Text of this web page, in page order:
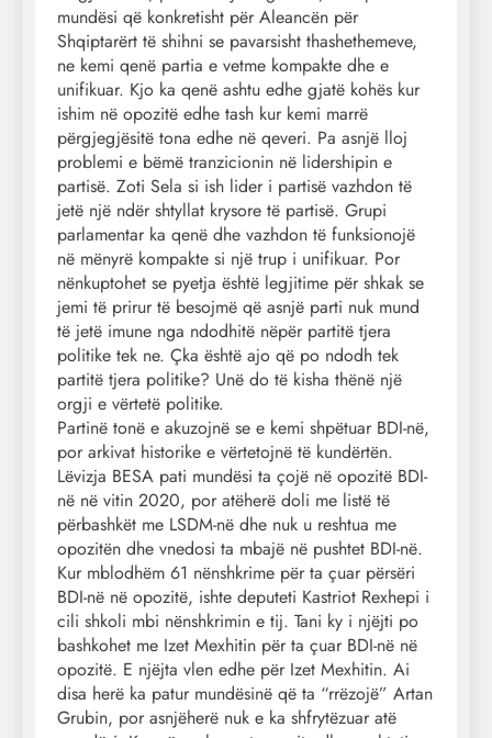
mundësi që konkretisht për Aleancën për
Shqiptarërt të shihni se pavarsisht thashethemeve,
ne kemi qenë partia e vetme kompakte dhe e
unifikuar. Kjo ka qenë ashtu edhe gjatë kohës kur
ishim në opozitë edhe tash kur kemi marrë
përgjegjësitë tona edhe në qeveri. Pa asnjë lloj
problemi e bëmë tranzicionin në lidershipin e
partisë. Zoti Sela si ish lider i partisë vazhdon të
jetë një ndër shtyllat krysore të partisë. Grupi
parlamentar ka qenë dhe vazhdon të funksionojë
në mënyrë kompakte si një trup i unifikuar. Por
nënkuptohet se pyetja është legjitime për shkak se
jemi të prirur të besojmë që asnjë parti nuk mund
të jetë imune nga ndodhitë nëpër partitë tjera
politike tek ne. Çka është ajo që po ndodh tek
partitë tjera politike? Unë do të kisha thënë një
orgji e vërtetë politike.
Partinë tonë e akuzojnë se e kemi shpëtuar BDI-në,
por arkivat historike e vërtetojnë të kundërtën.
Lëvizja BESA pati mundësi ta çojë në opozitë BDI-
në në vitin 2020, por atëherë doli me listë të
përbashkët me LSDM-në dhe nuk u reshtua me
opozitën dhe vnedosi ta mbajë në pushtet BDI-në.
Kur mblodhëm 61 nënshkrime për ta çuar përsëri
BDI-në në opozitë, ishte deputeti Kastriot Rexhepi i
cili shkoli mbi nënshkrimin e tij. Tani ky i njëjti po
bashkohet me Izet Mexhitin për ta çuar BDI-në në
opozitë. E njëjta vlen edhe për Izet Mexhitin. Ai
disa herë ka patur mundësinë që ta “rrëzojë” Artan
Grubin, por asnjëherë nuk e ka shfrytëzuar atë